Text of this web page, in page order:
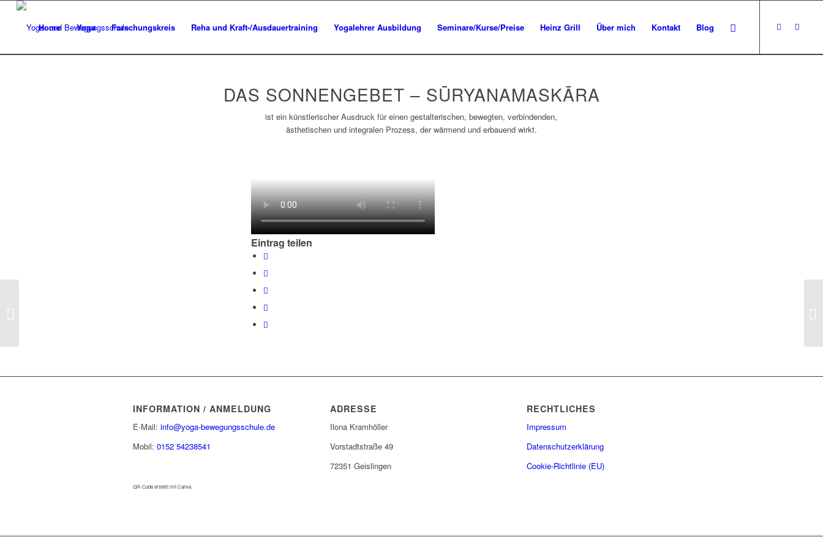
Home Yoga Forschungskreis Reha und Kraft-/Ausdauertraining Yogalehrer Ausbildung Seminare/Kurse/Preise Heinz Grill Über mich Kontakt Blog
DAS SONNENGEBET – SŪRYANAMASKĀRA
ist ein künstlerischer Ausdruck für einen gestalterischen, bewegten, verbindenden,
ästhetischen und integralen Prozess, der wärmend und erbauend wirkt.
Eintrag teilen
INFORMATION / ANMELDUNG
E-Mail: info@yoga-bewegungsschule.de
Mobil: 0152 54238541
QR-Code erstellt mit Canva
ADRESSE
Ilona Kramhöller
Vorstadtstraße 49
72351 Geislingen
RECHTLICHES
Impressum
Datenschutzerklärung
Cookie-Richtlinie (EU)